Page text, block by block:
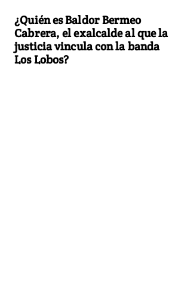
¿Quién es Baldor Bermeo
Cabrera, el exalcalde al que la
justicia vincula con la banda
Los Lobos?